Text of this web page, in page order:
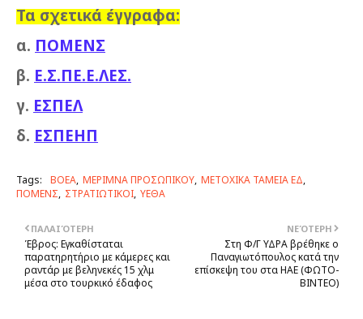
Τα σχετικά έγγραφα:
α. ΠΟΜΕΝΣ
β. Ε.Σ.ΠΕ.Ε.ΛΕΣ.
γ. ΕΣΠΕΛ
δ. ΕΣΠΕΗΠ
Tags: ΒΟΕΑ ΜΕΡΙΜΝΑ ΠΡΟΣΩΠΙΚΟΥ ΜΕΤΟΧΙΚΑ ΤΑΜΕΙΑ ΕΔ
ΠΟΜΕΝΣ ΣΤΡΑΤΙΩΤΙΚΟΙ ΥΕΘΑ
ΝΕΌΤΕΡΗ
Στη Φ/Γ ΥΔΡΑ βρέθηκε ο
Παναγιωτόπουλος κατά την
επίσκεψη του στα ΗΑΕ (ΦΩΤΟ-
ΒΙΝΤΕΟ)
ΠΑΛΑΙΌΤΕΡΗ
Έβρος: Εγκαθίσταται
παρατηρητήριο με κάμερες και
ραντάρ με βεληνεκές 15 χλμ
μέσα στο τουρκικό έδαφος